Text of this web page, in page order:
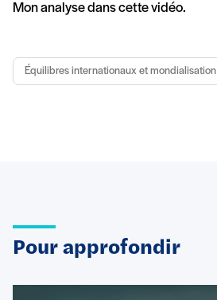
Mon analyse dans cette vidéo.
Équilibres internationaux et mondialisation
Pour approfondir